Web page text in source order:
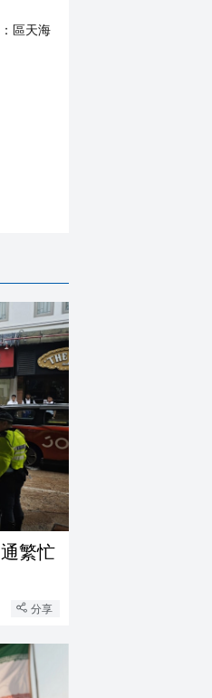
區天海
繁忙
分享